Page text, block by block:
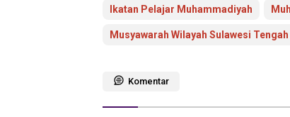
Ikatan Pelajar Muhammadiyah
Musyawarah Wilayah Sulawesi Tengah
Komentar